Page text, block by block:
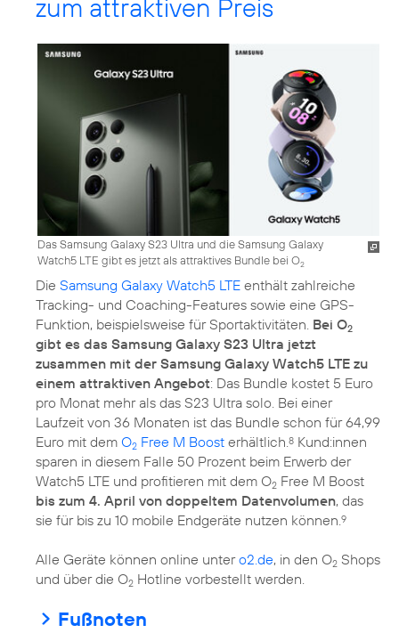
zum attraktiven Preis
Das Samsung Galaxy S23 Ultra und die Samsung Galaxy
Watch5 LTE gibt es jetzt als attraktives Bundle bei O2
Die Samsung Galaxy Watch5 LTE enthält zahlreiche
Tracking- und Coaching-Features sowie eine GPS-
Funktion, beispielsweise für Sportaktivitäten. Bei O2
gibt es das Samsung Galaxy S23 Ultra jetzt
zusammen mit der Samsung Galaxy Watch5 LTE zu
einem attraktiven Angebot: Das Bundle kostet 5 Euro
pro Monat mehr als das S23 Ultra solo. Bei einer
Laufzeit von 36 Monaten ist das Bundle schon für 64,99
Euro mit dem O2 Free M Boost erhältlich.8 Kund:innen
sparen in diesem Falle 50 Prozent beim Erwerb der
Watch5 LTE und profitieren mit dem O2 Free M Boost
bis zum 4. April von doppeltem Datenvolumen, das
sie für bis zu 10 mobile Endgeräte nutzen können.9
Alle Geräte können online untero2.de, in den O2 Shops
und über die O2 Hotline vorbestellt werden.
Fußnoten